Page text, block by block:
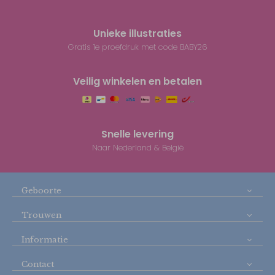
Unieke illustraties
Gratis 1e proefdruk met code BABY26
Veilig winkelen en betalen
Snelle levering
Naar Nederland & België
Geboorte
Trouwen
Informatie
Contact